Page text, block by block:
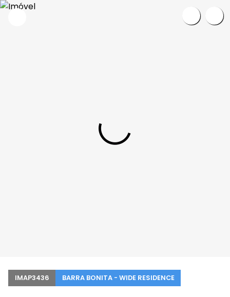
IMAP3436 BARRA BONITA - WIDE RESIDENCE